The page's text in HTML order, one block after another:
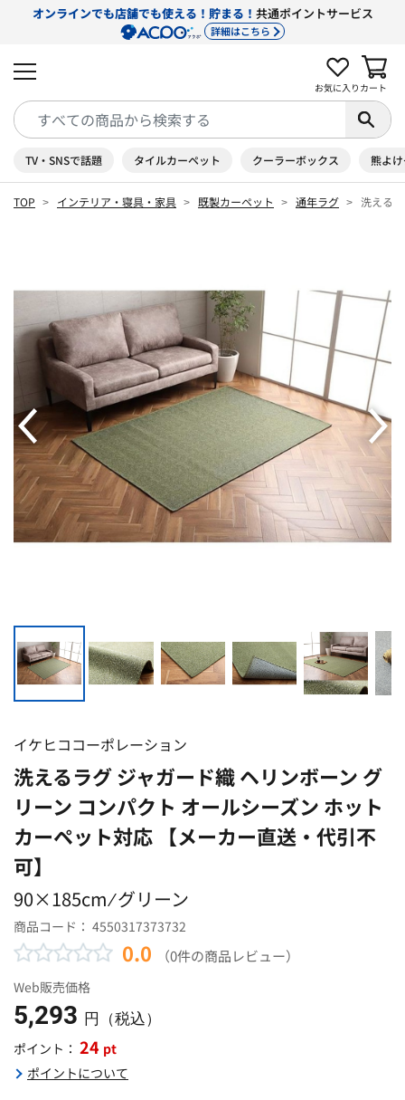
オンラインでも店舗でも使える！貯まる！ 共通ポイントサービス
詳細はこちら
お気に入り カート
TV・SNSで話題 タイルカーペット クーラーボックス 熊よ
TOP インテリア・寝具・家具 既製カーペット 通年ラグ 洗える
イケヒココーポレーション
洗えるラグ ジャガード織 ヘリンボーン グ
リーン コンパクト オールシーズン ホット
カーペット対応 【メーカー直送・代引不
可】
90×185cm ⁄ グリーン
商品コード： 4550317373732
0.0 （0件の商品レビュー）
Web販売価格
5,293 円（税込）
ポイント： 24 pt
ポイントについて